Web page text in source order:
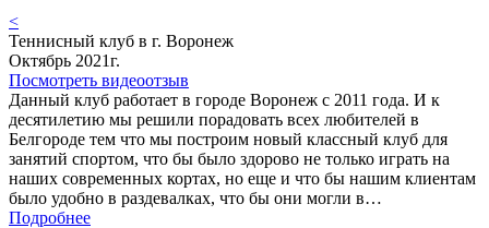
<
Теннисный клуб в г. Воронеж
Октябрь 2021г.
Посмотреть видеоотзыв
Данный клуб работает в городе Воронеж с 2011 года. И к
десятилетию мы решили порадовать всех любителей в
Белгороде тем что мы построим новый классный клуб для
занятий спортом, что бы было здорово не только играть на
наших современных кортах, но еще и что бы нашим клиентам
было удобно в раздевалках, что бы они могли в…
Подробнее